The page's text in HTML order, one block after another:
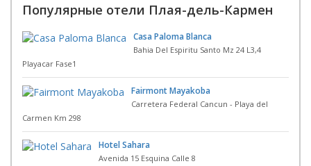
Популярные отели Плая-дель-Кармен
Casa Paloma Blanca
Bahia Del Espiritu Santo Mz 24 L3,4
Playacar Fase1
Fairmont Mayakoba
Carretera Federal Cancun - Playa del
Carmen Km 298
Hotel Sahara
Avenida 15 Esquina Calle 8